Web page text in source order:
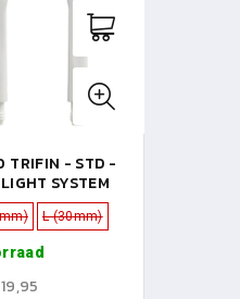
TRIFIN - STD -
SYSTEM
L (30mm)